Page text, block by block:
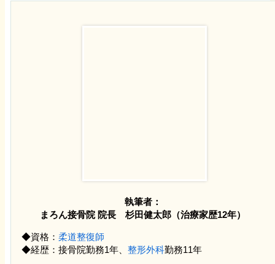
交通事故・頭痛、めまい、吐き気
追突事故
歩行者事故
バイク事故
執筆者：
まろん接骨院 院長 杉田健太郎（治療家歴12年）
◆資格： 柔道整復師
◆経歴：接骨院勤務1年、 整形外科勤務11年